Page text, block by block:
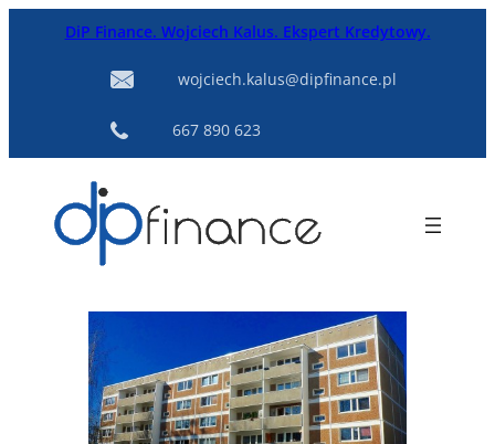
PrzejdźDiP Finance. Wojciech Kalus. Ekspert Kredytowy.
wojciech.kalus@dipfinance.pl
667 890 623